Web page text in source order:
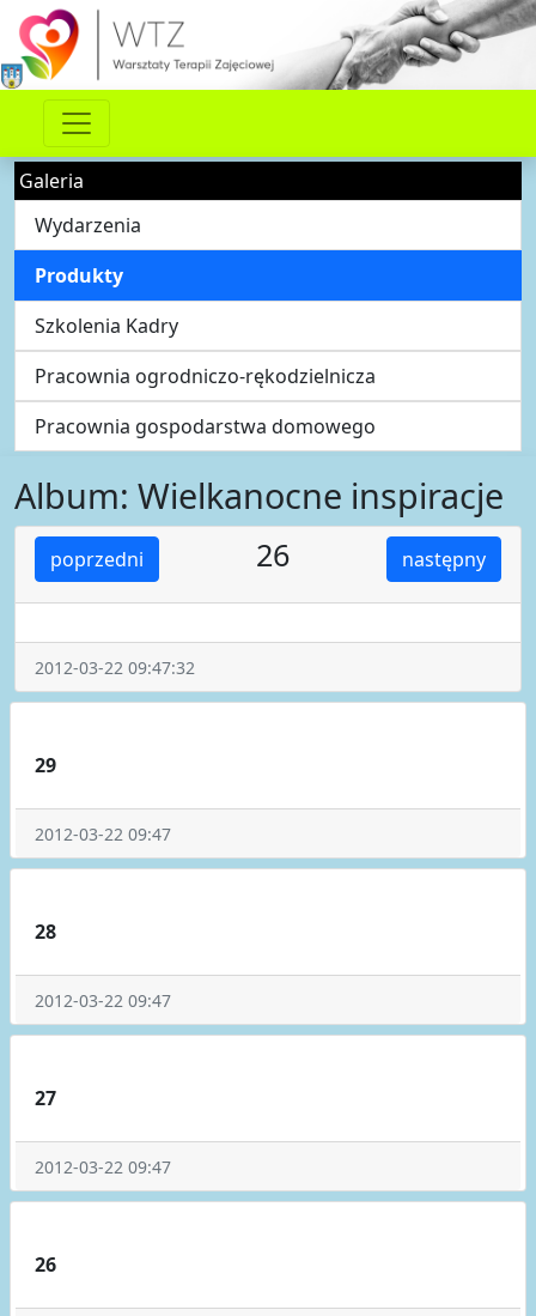
Galeria
Wydarzenia
Produkty
Szkolenia Kadry
Pracownia ogrodniczo-rękodzielnicza
Pracownia gospodarstwa domowego
Album: Wielkanocne inspiracje
poprzedni następny
26
2012-03-22 09:47:32
29
2012-03-22 09:47
28
2012-03-22 09:47
27
2012-03-22 09:47
26